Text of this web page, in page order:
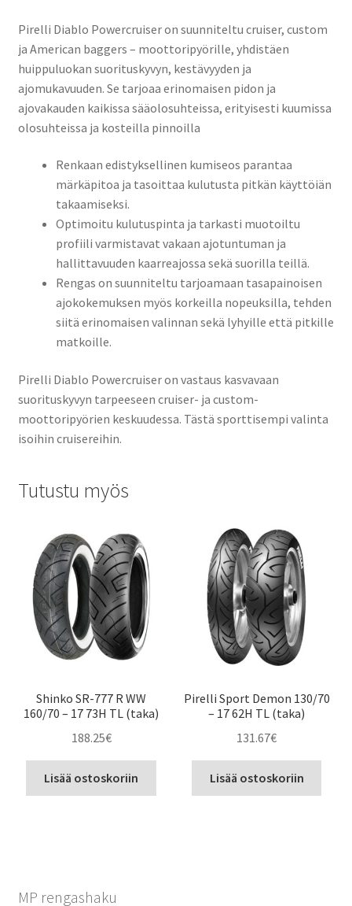
Pirelli Diablo Powercruiser on suunniteltu cruiser, custom
ja American baggers – moottoripyörille, yhdistäen
huippuluokan suorituskyvyn, kestävyyden ja
ajomukavuuden. Se tarjoaa erinomaisen pidon ja
ajovakauden kaikissa sääolosuhteissa, erityisesti kuumissa
olosuhteissa ja kosteilla pinnoilla
Renkaan edistyksellinen kumiseos parantaa
märkäpitoa ja tasoittaa kulutusta pitkän käyttöiän
takaamiseksi.
Optimoitu kulutuspinta ja tarkasti muotoiltu
profiili varmistavat vakaan ajotuntuman ja
hallittavuuden kaarreajossa sekä suorilla teillä.
Rengas on suunniteltu tarjoamaan tasapainoisen
ajokokemuksen myös korkeilla nopeuksilla, tehden
siitä erinomaisen valinnan sekä lyhyille että pitkille
matkoille.
Pirelli Diablo Powercruiser on vastaus kasvavaan
suorituskyvyn tarpeeseen cruiser- ja custom-
moottoripyörien keskuudessa. Tästä sporttisempi valinta
isoihin cruisereihin.
Tutustu myös
Shinko SR-777 R WW
160/70 – 17 73H TL (taka)
188.25€
Lisää ostoskoriin
Pirelli Sport Demon 130/70
– 17 62H TL (taka)
131.67€
Lisää ostoskoriin
MP rengashaku